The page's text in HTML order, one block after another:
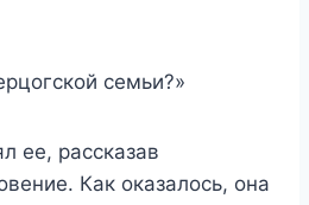
семьи?»
ее, рассказав
Как оказалось, она